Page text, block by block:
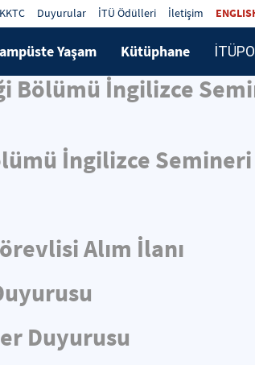
Duyurular İTÜ Ödülleri İletişim
Yaşam Kütüphane
Bölümü İngilizce
İngilizce Semineri
Alım İlanı
Duyurusu